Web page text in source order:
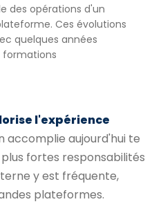
des opérations d'un
Ces évolutions
quelques années
formations
l'expérience
accomplie aujourd'hui te
fortes responsabilités
y est fréquente,
plateformes.